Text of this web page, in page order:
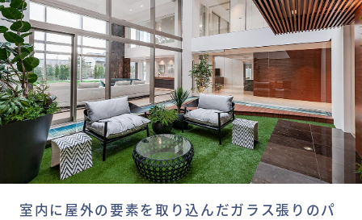
室内に屋外の要素を取り込んだガラス張りのパ